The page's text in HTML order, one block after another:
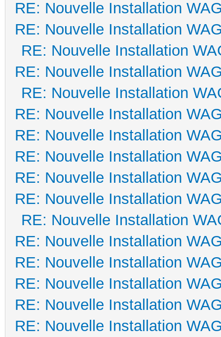
RE: Nouvelle Installation
RE: Nouvelle Installation
RE: Nouvelle Installation
RE: Nouvelle Installation
RE: Nouvelle Installation
RE: Nouvelle Installation
RE: Nouvelle Installation
RE: Nouvelle Installation
RE: Nouvelle Installation
RE: Nouvelle Installation
RE: Nouvelle Installation
RE: Nouvelle Installation
RE: Nouvelle Installation
RE: Nouvelle Installation
RE: Nouvelle Installation
RE: Nouvelle Installation